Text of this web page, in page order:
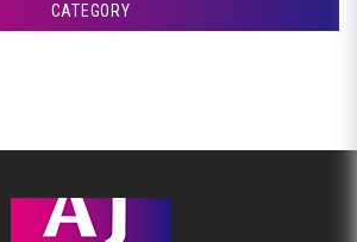
ンクル、パテ入れです♪
ンクル、錆取り完了です♪
CATEGORY